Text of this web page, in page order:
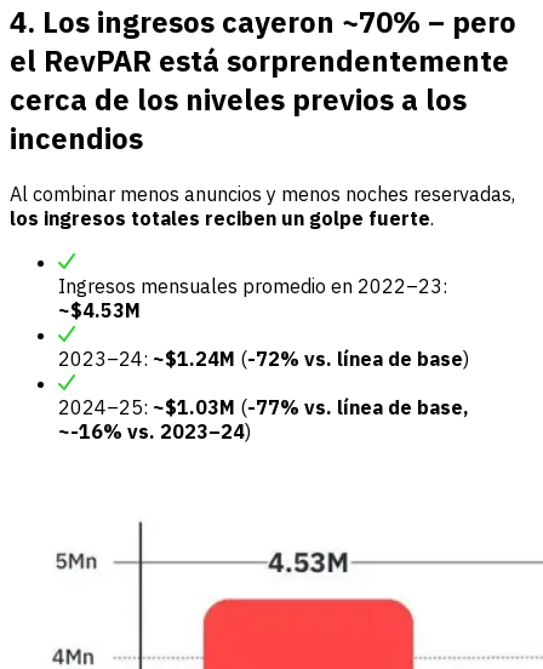
4. Los ingresos cayeron ~70% – pero
el RevPAR está sorprendentemente
cerca de los niveles previos a los
incendios
Al combinar menos anuncios y menos noches reservadas,
los ingresos totales reciben un golpe fuerte.
Ingresos mensuales promedio en 2022–23:
~$4.53M
2023–24: ~$1.24M (-72% vs. línea de base)
2024–25: ~$1.03M (-77% vs. línea de base,
~-16% vs. 2023–24)